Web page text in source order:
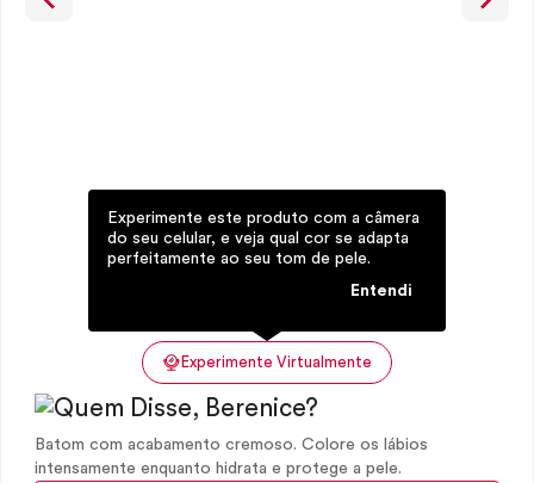
Experimente Virtualmente
Experimente este produto com a câmera
do seu celular, e veja qual cor se adapta
perfeitamente ao seu tom de pele.
Entendi
Batom com acabamento cremoso. Colore os lábios
intensamente enquanto hidrata e protege a pele.